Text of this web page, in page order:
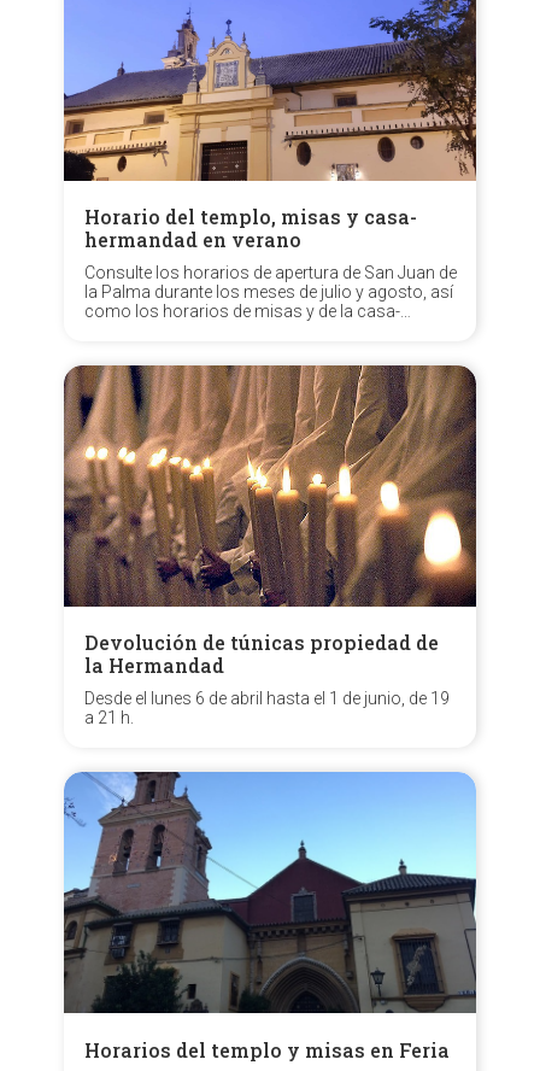
Horario del templo, misas y casa-
hermandad en verano
Consulte los horarios de apertura de San Juan de
la Palma durante los meses de julio y agosto, así
como los horarios de misas y de la casa-
Devolución de túnicas propiedad de
la Hermandad
Desde el lunes 6 de abril hasta el 1 de junio, de 19
a 21 h.
Horarios del templo y misas en Feria